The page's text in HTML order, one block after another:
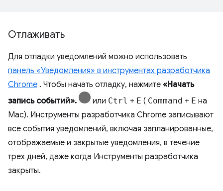
Отлаживать
Для отладки уведомлений можно использовать
панель «Уведомления» в инструментах разработчика
Chrome . Чтобы начать отладку, нажмите «Начать
запись событий».
или Ctrl + E ( Command + E на
Mac). Инструменты разработчика Chrome записывают
все события уведомлений, включая запланированные,
отображаемые и закрытые уведомления, в течение
трех дней, даже когда Инструменты разработчика
закрыты.